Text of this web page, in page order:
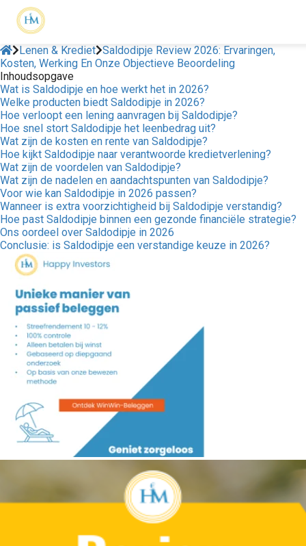
Lenen & Krediet Saldodipje Review 2026: Ervaringen,
Kosten, Werking En Onze Objectieve Beoordeling
Inhoudsopgave
Wat is Saldodipje en hoe werkt het in 2026?
Welke producten biedt Saldodipje in 2026?
Hoe verloopt een lening aanvragen bij Saldodipje?
Hoe snel stort Saldodipje het leenbedrag uit?
Wat zijn de kosten en rente van Saldodipje?
Hoe kijkt Saldodipje naar verantwoorde kredietverlening?
Wat zijn de voordelen van Saldodipje?
Wat zijn de nadelen en aandachtspunten van Saldodipje?
Voor wie kan Saldodipje in 2026 passen?
Wanneer is extra voorzichtigheid bij Saldodipje verstandig?
Hoe past Saldodipje binnen een gezonde financiële strategie?
Ons oordeel over Saldodipje in 2026
Conclusie: is Saldodipje een verstandige keuze in 2026?